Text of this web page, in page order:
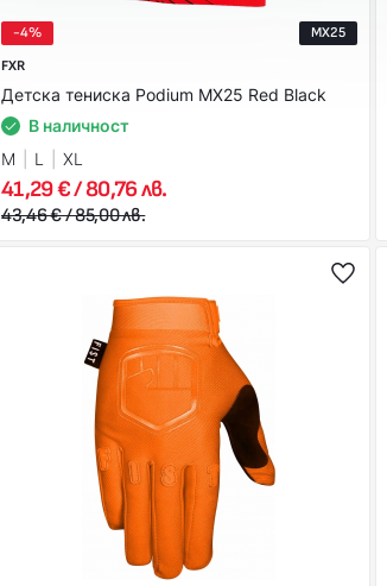
-4%
MX25
FXR
Детска тениска Podium MX25 Red Black
В наличност
M
L XL
41,29 € / 80,76 лв.
43,46 € / 85,00 лв.